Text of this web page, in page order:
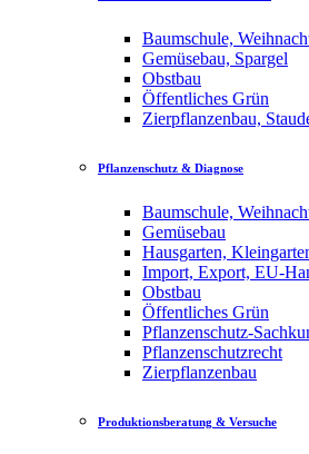
Baumschule,
Gemüsebau, Spargel
Obstbau
Öffentliches Grün
Zierpflanzenbau,
Pflanzenschutz & Diagnose
Baumschule,
Gemüsebau
Hausgarten,
Import, Export, EU-
Obstbau
Öffentliches Grün
Pflanzenschutz-
Pflanzenschutzrecht
Zierpflanzenbau
Produktionsberatung & Versuche